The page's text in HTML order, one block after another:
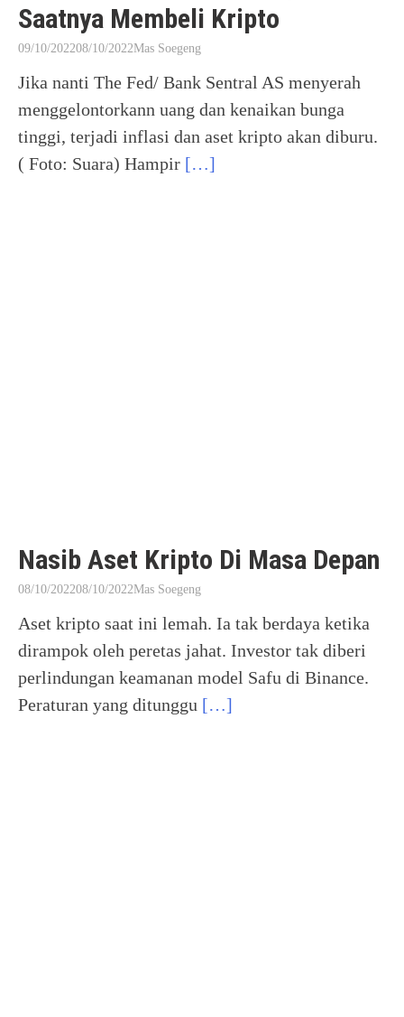
Saatnya Membeli Kripto
09/10/202208/10/2022Mas Soegeng
Jika nanti The Fed/ Bank Sentral AS menyerah
menggelontorkann uang dan kenaikan bunga
tinggi, terjadi inflasi dan aset kripto akan diburu.
( Foto: Suara) Hampir […]
Nasib Aset Kripto Di Masa Depan
08/10/202208/10/2022Mas Soegeng
Aset kripto saat ini lemah. Ia tak berdaya ketika
dirampok oleh peretas jahat. Investor tak diberi
perlindungan keamanan model Safu di Binance.
Peraturan yang ditunggu […]